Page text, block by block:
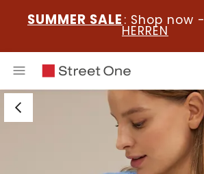
SUMMER SALE : Shop now -
HERREN